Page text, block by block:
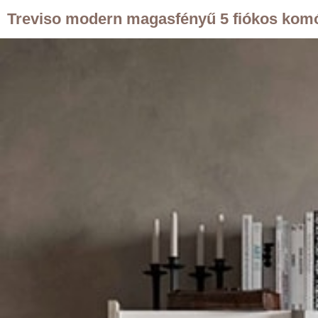
Treviso modern magasfényű 5 fiókos